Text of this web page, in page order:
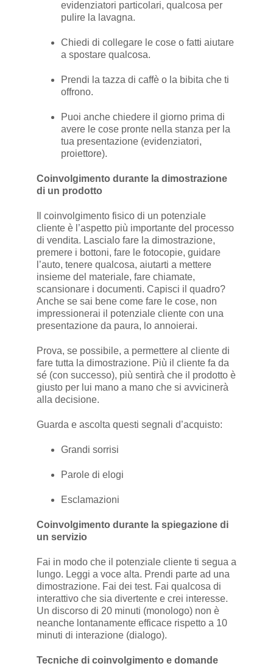
evidenziatori particolari, qualcosa per
pulire la lavagna.
Chiedi di collegare le cose o fatti aiutare
a spostare qualcosa.
Prendi la tazza di caffè o la bibita che ti
offrono.
Puoi anche chiedere il giorno prima di
avere le cose pronte nella stanza per la
tua presentazione (evidenziatori,
proiettore).
Coinvolgimento durante la dimostrazione
di un prodotto
Il coinvolgimento fisico di un potenziale
cliente è l’aspetto più importante del processo
di vendita. Lascialo fare la dimostrazione,
premere i bottoni, fare le fotocopie, guidare
l’auto, tenere qualcosa, aiutarti a mettere
insieme del materiale, fare chiamate,
scansionare i documenti. Capisci il quadro?
Anche se sai bene come fare le cose, non
impressionerai il potenziale cliente con una
presentazione da paura, lo annoierai.
Prova, se possibile, a permettere al cliente di
fare tutta la dimostrazione. Più il cliente fa da
sé (con successo), più sentirà che il prodotto è
giusto per lui mano a mano che si avvicinerà
alla decisione.
Guarda e ascolta questi segnali d’acquisto:
Grandi sorrisi
Parole di elogi
Esclamazioni
Coinvolgimento durante la spiegazione di
un servizio
Fai in modo che il potenziale cliente ti segua a
lungo. Leggi a voce alta. Prendi parte ad una
dimostrazione. Fai dei test. Fai qualcosa di
interattivo che sia divertente e crei interesse.
Un discorso di 20 minuti (monologo) non è
neanche lontanamente efficace rispetto a 10
minuti di interazione (dialogo).
Tecniche di coinvolgimento e domande